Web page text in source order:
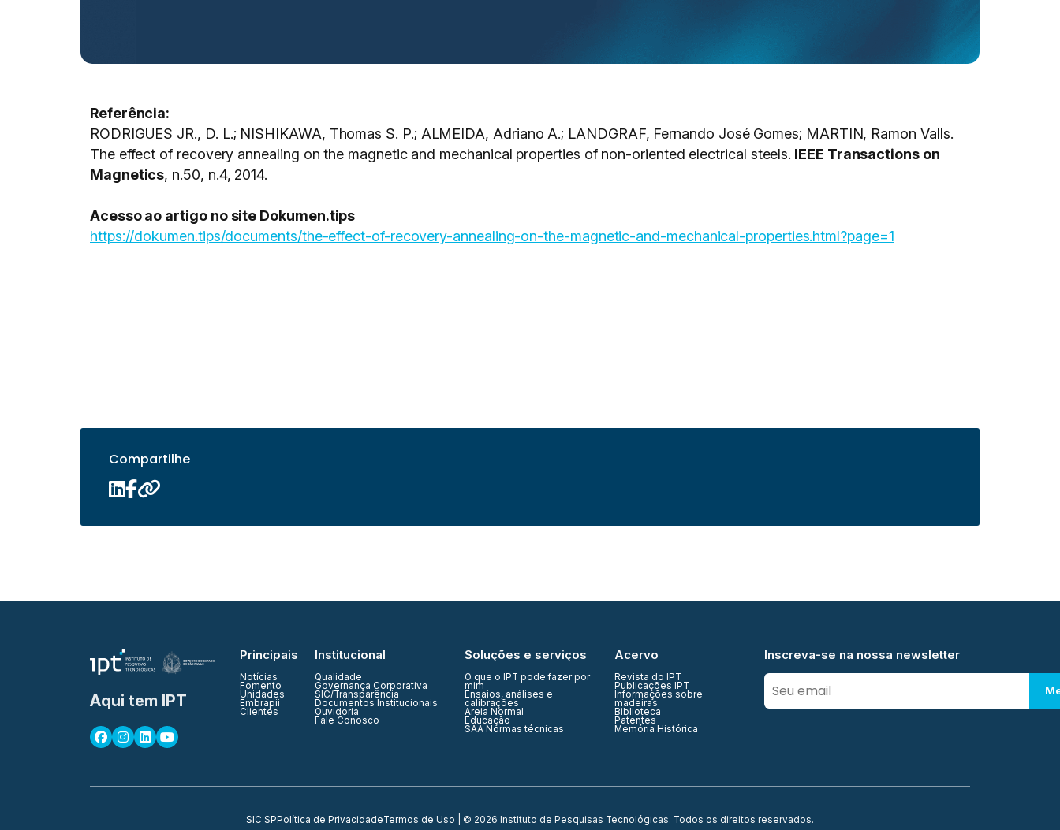
Referência:
RODRIGUES JR., D. L.; NISHIKAWA, Thomas S. P.; ALMEIDA, Adriano A.; LANDGRAF, Fernando José Gomes; MARTIN, Ramon Valls.
The effect of recovery annealing on the magnetic and mechanical properties of non-oriented electrical steels. IEEE Transactions on
Magnetics, n.50, n.4, 2014.
Acesso ao artigo no site Dokumen.tips
https://dokumen.tips/documents/the-effect-of-recovery-annealing-on-the-magnetic-and-mechanical-properties.html?page=1
Compartilhe
Aqui tem IPT
Principais
Notícias
Fomento
Unidades
Embrapii
Clientes
Institucional
Qualidade
Governança Corporativa
SIC/Transparência
Documentos Institucionais
Ouvidoria
Fale Conosco
Soluções e serviços
O que o IPT pode fazer por
mim
Ensaios, análises e
calibrações
Areia Normal
Educação
SAA Normas técnicas
Acervo
Revista do IPT
Publicações IPT
Informações sobre
madeiras
Biblioteca
Patentes
Memória Histórica
Inscreva-se na nossa newsletter
SIC SPPolítica de PrivacidadeTermos de Uso | © 2026 Instituto de Pesquisas Tecnológicas. Todos os direitos reservados.